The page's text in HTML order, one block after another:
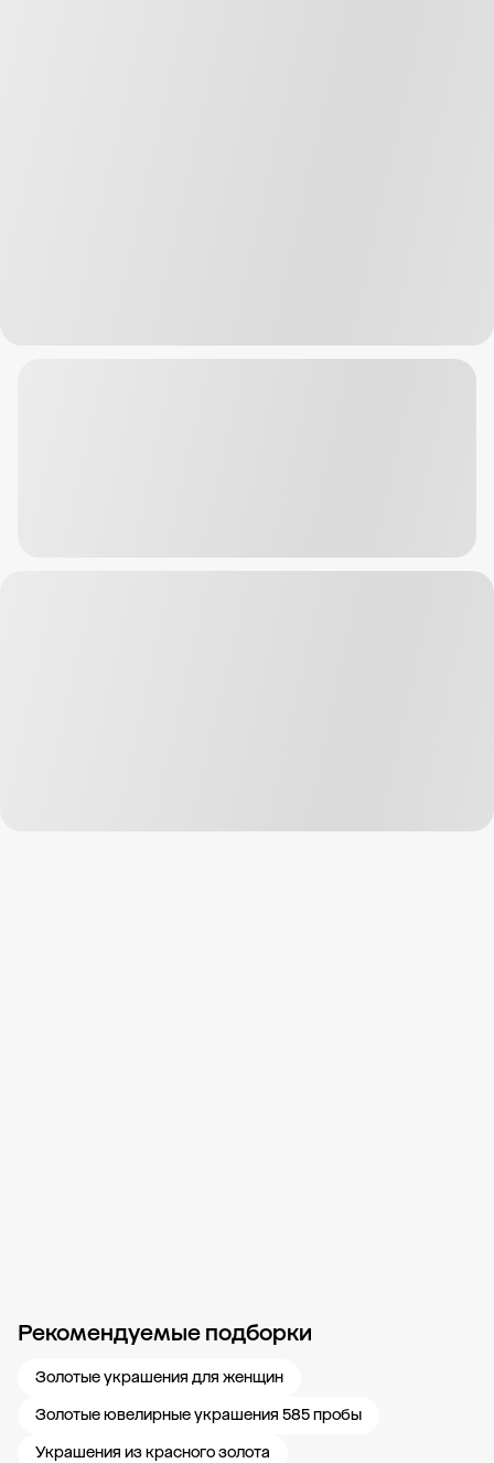
Рекомендуемые подборки
Золотые украшения для женщин
Золотые ювелирные украшения 585 пробы
Украшения из красного золота
Новости компании Журнал ЗОЛОТОЙ Блог